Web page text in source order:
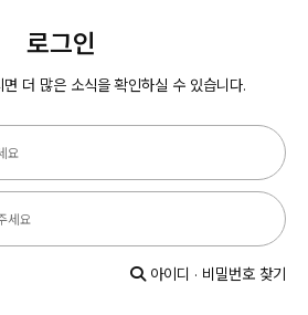
로그인
더 많은 소식을 확인하실 수 있습니다.
아이디 · 비밀번호 찾기